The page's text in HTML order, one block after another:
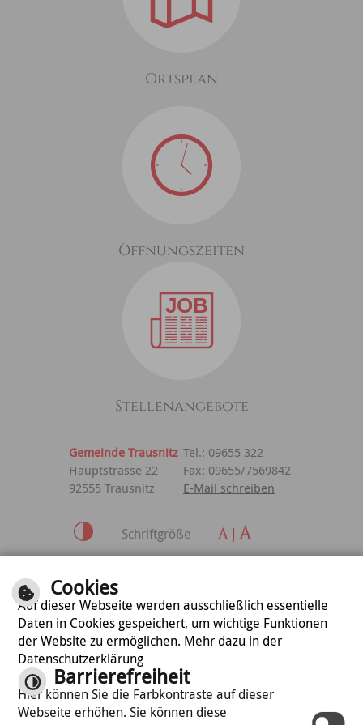
Ortsplan
Öffnungszeiten
Stellenangebote
Gemeinde Trausnitz Tel.: 09655 322
Hauptstrasse 22
Fax: 09655/7569842
92555 Trausnitz
E-Mail schreiben
Schriftgröße
Datenschutzerklärung
optimiert für
mobile Endgeräte
Cookies
Auf dieser Webseite werden ausschließlich essentielle
Daten in Cookies gespeichert, um wichtige Funktionen
der Website zu ermöglichen. Mehr dazu in der
Datenschutzerklärung
Barrierefreiheit
Hier können Sie die Farbkontraste auf dieser
Webseite erhöhen. Sie können diese